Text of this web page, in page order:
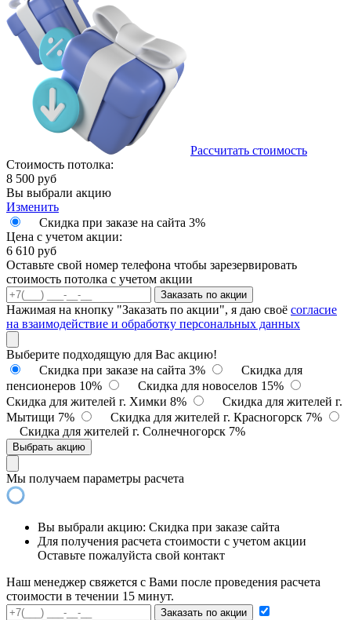
Рассчитать стоимость
Стоимость потолка:
8 500 руб
Вы выбрали акцию
Изменить
Скидка при заказе на сайта 3%
Цена с учетом акции:
6 610 руб
Оставьте свой номер телефона чтобы зарезервировать
стоимость потолка с учетом акции
Заказать по акции
Нажимая на кнопку "Заказать по акции", я даю своё согласие
на взаимодействие и обработку персональных данных
Выберите подходящую для Вас акцию!
Скидка при заказе на сайта 3%
Скидка для
пенсионеров 10%
Скидка для новоселов 15%
Скидка для жителей г. Химки 8%
Скидка для жителей г.
Мытищи 7%
Скидка для жителей г. Красногорск 7%
Скидка для жителей г. Солнечногорск 7%
Выбрать акцию
Мы получаем параметры расчета
Вы выбрали акцию: Скидка при заказе сайта
Для получения расчета стоимости с учетом акции
Оставьте пожалуйста свой контакт
Наш менеджер свяжется с Вами после проведения расчета
стоимости в течении 15 минут.
Заказать по акции